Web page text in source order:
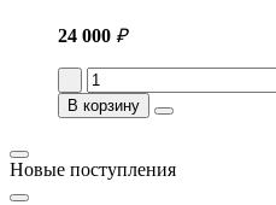
24 000 ₽
В корзину
Новые поступления